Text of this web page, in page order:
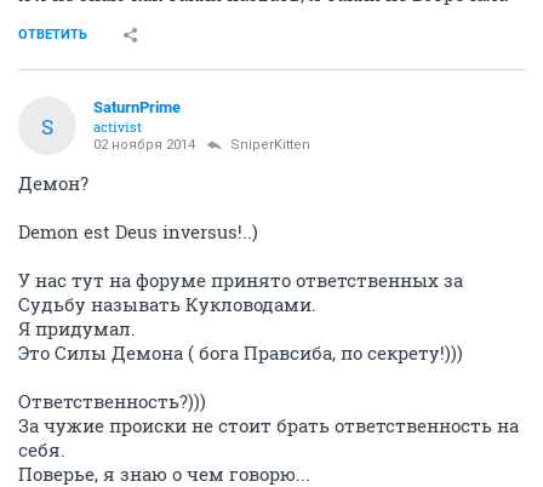
ОТВЕТИТЬ
S
SaturnPrime
activist
02 ноября 2014 SniperKitten
Демон?
Demon est Deus inversus!..)
У нас тут на форуме принято ответственных за
Судьбу называть Кукловодами.
Я придумал.
Это Силы Демона ( бога Правсиба, по секрету!)))
Ответственность?)))
За чужие происки не стоит брать ответственность на
себя.
Поверье, я знаю о чем говорю...